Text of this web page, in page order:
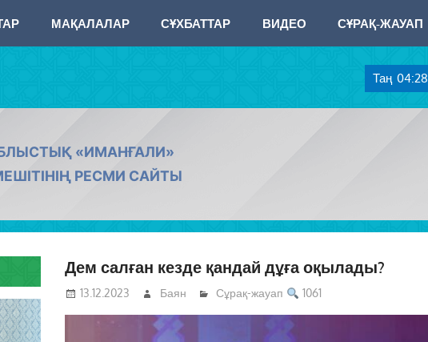
МАҚАЛАЛАР СҰХБАТТАР ВИДЕО СҰРАҚ-ЖАУАП
Таң 04:28
«ИМАНҒАЛИ»
РЕСМИ САЙТЫ
Дем салған кезде қандай дұға оқылады?
13.12.2023 Баян Сұрақ-жауап 1061